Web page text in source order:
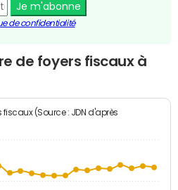
Je m'abonne
de confidentialité
de foyers fiscaux à
(Source : JDN d'après